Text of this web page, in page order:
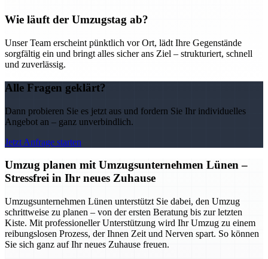
Wie läuft der Umzugstag ab?
Unser Team erscheint pünktlich vor Ort, lädt Ihre Gegenstände
sorgfältig ein und bringt alles sicher ans Ziel – strukturiert, schnell
und zuverlässig.
Alle Fragen geklärt?
Dann probieren Sie es jetzt aus und fordern Sie Ihr individuelles
Angebot an – ganz unverbindlich.
Jetzt Anfrage starten
Umzug planen mit Umzugsunternehmen Lünen –
Stressfrei in Ihr neues Zuhause
Umzugsunternehmen Lünen unterstützt Sie dabei, den Umzug
schrittweise zu planen – von der ersten Beratung bis zur letzten
Kiste. Mit professioneller Unterstützung wird Ihr Umzug zu einem
reibungslosen Prozess, der Ihnen Zeit und Nerven spart. So können
Sie sich ganz auf Ihr neues Zuhause freuen.